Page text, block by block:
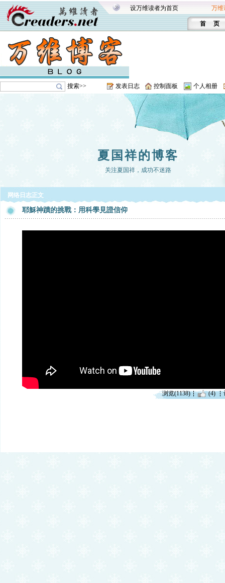
设万维读者为首页 万维
首 页
搜索>> 发表日志 控制面板 个人相册
夏国祥的博客
关注夏国祥，成功不迷路
网络日志正文
耶穌神蹟的挑戰：用科學見證信仰
浏览(1138) (4)